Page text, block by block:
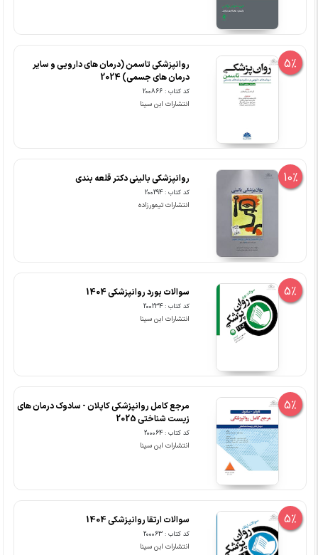
5%
روانپزشکی تاسمن (درمان های دارویی و سایر
درمان های جسمی) 2024
کد کتاب : 200866
انتشارات ابن سینا
10% روانپزشکی بالینی دکتر قلعه بندی
کد کتاب : 200294
انتشارات تیمورزاده
5% سوالات بورد روانپزشکی 1404
کد کتاب : 200234
انتشارات ابن سینا
5%
مرجع کامل روانپزشکی کاپلان - سادوک درمان های
زیست شناختی 2025
کد کتاب : 200064
انتشارات ابن سینا
5% سوالات ارتقا روانپزشکی 1404
کد کتاب : 200063
انتشارات ابن سینا